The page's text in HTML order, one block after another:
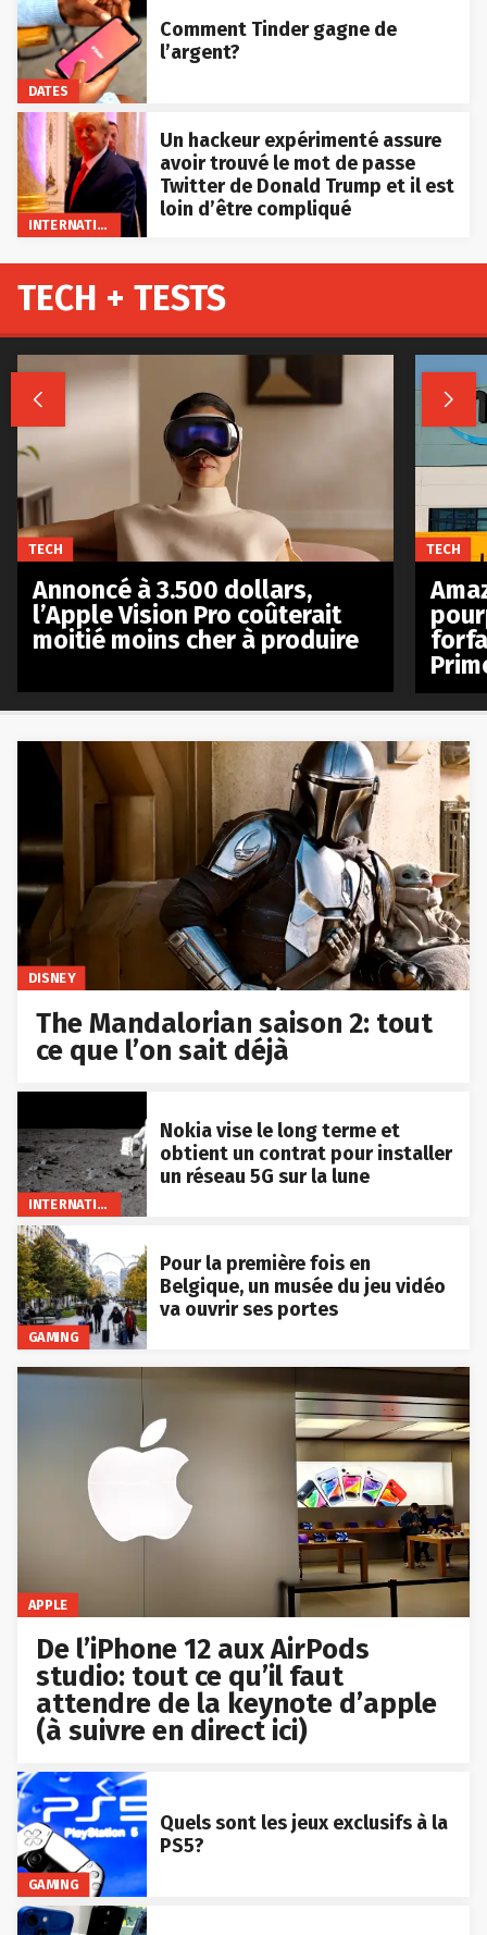
DATES
Comment Tinder gagne de
l’argent?
INTERNATIONAL
Un hackeur expérimenté assure
avoir trouvé le mot de passe
Twitter de Donald Trump et il est
loin d’être compliqué
DISNEY
The Mandalorian saison 2: tout
ce que l’on sait déjà
INTERNATIONAL
Nokia vise le long terme et
obtient un contrat pour installer
un réseau 5G sur la lune
GAMING
Pour la première fois en
Belgique, un musée du jeu vidéo
va ouvrir ses portes
APPLE
De l’iPhone 12 aux AirPods
studio: tout ce qu’il faut
attendre de la keynote d’apple
(à suivre en direct ici)
GAMING
Quels sont les jeux exclusifs à la
PS5?
TECH + TESTS
 
TECH
Annoncé à 3.500 dollars,
l’Apple Vision Pro coûterait
moitié moins cher à produire
TECH